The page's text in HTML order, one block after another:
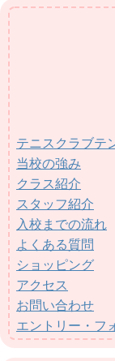
テニスクラブテ
当校の強み
クラス紹介
スタッフ紹介
入校までの流れ
よくある質問
ショッピング
アクセス
お問い合わせ
エントリー・フ